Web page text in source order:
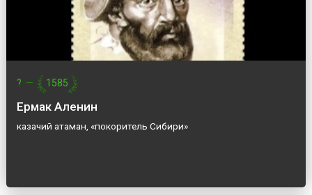
? — 1585
Ермак Аленин
казачий атаман, «покоритель Сибири»